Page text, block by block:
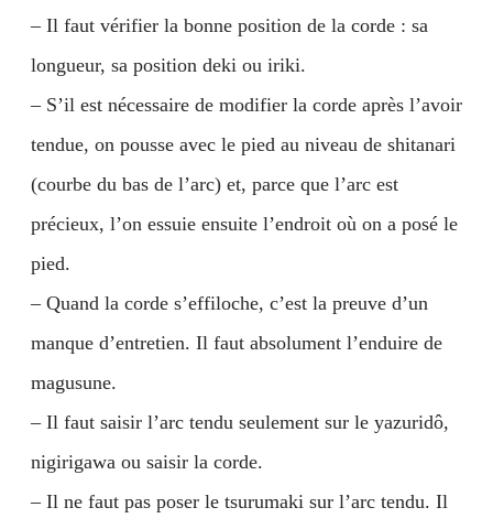
– Il faut vérifier la bonne position de la corde : sa
longueur, sa position deki ou iriki.
– S’il est nécessaire de modifier la corde après l’avoir
tendue, on pousse avec le pied au niveau de shitanari
(courbe du bas de l’arc) et, parce que l’arc est
précieux, l’on essuie ensuite l’endroit où on a posé le
pied.
– Quand la corde s’effiloche, c’est la preuve d’un
manque d’entretien. Il faut absolument l’enduire de
magusune.
– Il faut saisir l’arc tendu seulement sur le yazuridô,
nigirigawa ou saisir la corde.
– Il ne faut pas poser le tsurumaki sur l’arc tendu. Il